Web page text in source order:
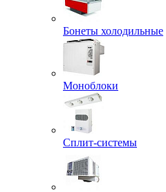
Бонеты холодильные
Моноблоки
Сплит-системы